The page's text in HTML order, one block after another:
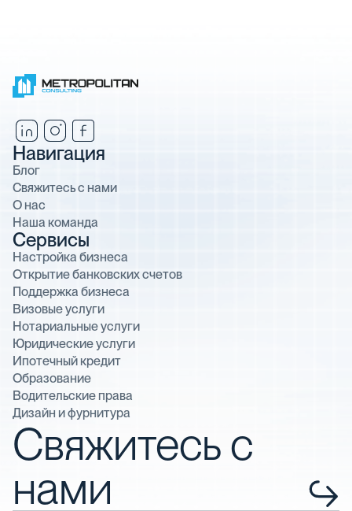
Сервисы
Настройка бизнеса
Открытие банковских счетов
Поддержка бизнеса
Визовые услуги
Нотариальные услуги
Юридические услуги
Ипотечный кредит
Образование
Водительские права
Дизайн и фурнитура
Навигация
Блог
Свяжитесь с нами
О нас
Наша команда
Свяжитесь с
нами